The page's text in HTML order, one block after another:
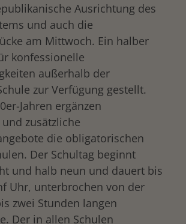
Ausrichtung des
und auch die
am Mittwoch. Ein halber
konfessionelle
außerhalb der
zur Verfügung gestellt.
Jahren ergänzen
zusätzliche
die obligatorischen
Der Schultag beginnt
und halb neun und dauert bis
Uhr, unterbrochen von der
zwei Stunden langen
Der in allen Schulen